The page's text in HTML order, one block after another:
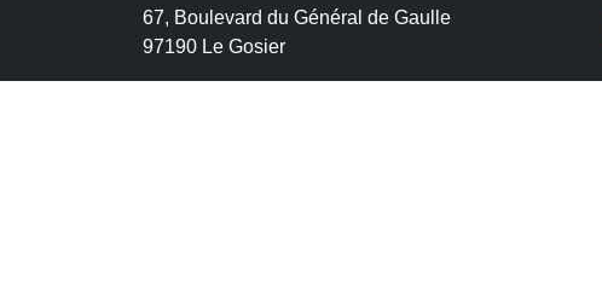
67, Boulevard du Général de Gaulle
97190 Le Gosier